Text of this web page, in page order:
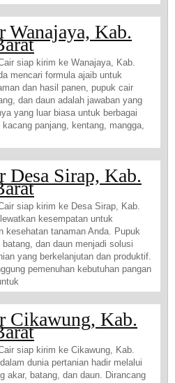
Wanajaya, Kab.
siap kirim ke Wanajaya, Kab.
mencari formula ajaib untuk
dan hasil panen, pupuk cair
dan daun adalah jawaban yang
yang luar biasa untuk berbagai
panjang, kentang, mangga,
Desa Sirap, Kab.
siap kirim ke Desa Sirap, Kab.
kesempatan untuk
kesehatan tanaman Anda. Pupuk
dan daun menjadi solusi
yang berkelanjutan dan produktif.
pemenuhan kebutuhan pangan
Cikawung, Kab.
siap kirim ke Cikawung, Kab.
dunia pertanian hadir melalui
akar, batang, dan daun. Dirancang